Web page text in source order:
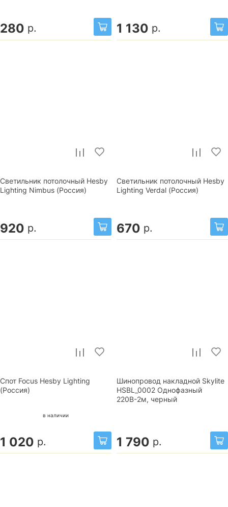
280 р. 1 130 р.
Светильник потолочный Hesby
Lighting Nimbus (Россия)
920 р.
Светильник потолочный Hesby
Lighting Verdal (Россия)
670 р.
Спот Focus Hesby Lighting
(Россия)
в наличии
1 020 р.
Шинопровод накладной Skylite
HSBL_0002 Однофазный
220В-2м, черный
1 790 р.